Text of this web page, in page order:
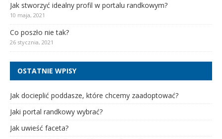
Jak stworzyć idealny profil w portalu randkowym?
10 maja, 2021
Co poszło nie tak?
26 stycznia, 2021
OSTATNIE WPISY
Jak docieplić poddasze, które chcemy zaadoptować?
Jaki portal randkowy wybrać?
Jak uwieść faceta?